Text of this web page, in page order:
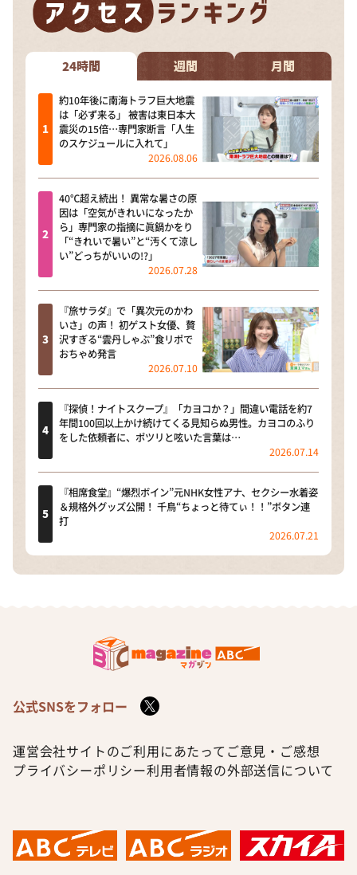
24時間 週間 月間
約10年後に南海トラフ巨大地震
は「必ず来る」 被害は東日本大
震災の15倍…専門家断言「人生
のスケジュールに入れて」
2026.08.06
40℃超え続出！ 異常な暑さの原
因は「空気がきれいになったか
ら」専門家の指摘に眞鍋かをり
「“きれいで暑い”と“汚くて涼し
い”どっちがいいの!?」
2026.07.28
『旅サラダ』で「異次元のかわ
いさ」の声！ 初ゲスト女優、贅
沢すぎる“雲丹しゃぶ”食リポで
おちゃめ発言
2026.07.10
『探偵！ナイトスクープ』「カヨコか？」間違い電話を約7
年間100回以上かけ続けてくる見知らぬ男性。カヨコのふり
をした依頼者に、ポツリと呟いた言葉は…
2026.07.14
『相席食堂』“爆烈ボイン”元NHK女性アナ、セクシー水着姿
＆規格外グッズ公開！ 千鳥“ちょっと待てぃ！！”ボタン連
打
2026.07.21
公式SNSをフォロー
運営会社サイトのご利用にあたって ご意見・ご感想
プライバシーポリシー利用者情報の外部送信について